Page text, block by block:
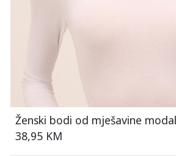
Ženski bodi od mješavine
38,95 KM